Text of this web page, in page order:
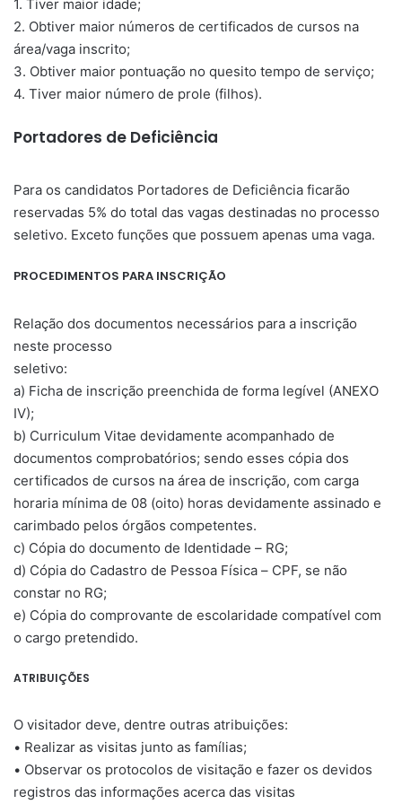
1. Tiver maior idade;
2. Obtiver maior números de certificados de cursos na
área/vaga inscrito;
3. Obtiver maior pontuação no quesito tempo de serviço;
4. Tiver maior número de prole (filhos).
Portadores de Deficiência
Para os candidatos Portadores de Deficiência ficarão
reservadas 5% do total das vagas destinadas no processo
seletivo. Exceto funções que possuem apenas uma vaga.
PROCEDIMENTOS PARA INSCRIÇÃO
Relação dos documentos necessários para a inscrição
neste processo
seletivo:
a) Ficha de inscrição preenchida de forma legível (ANEXO
IV);
b) Curriculum Vitae devidamente acompanhado de
documentos comprobatórios; sendo esses cópia dos
certificados de cursos na área de inscrição, com carga
horaria mínima de 08 (oito) horas devidamente assinado e
carimbado pelos órgãos competentes.
c) Cópia do documento de Identidade – RG;
d) Cópia do Cadastro de Pessoa Física – CPF, se não
constar no RG;
e) Cópia do comprovante de escolaridade compatível com
o cargo pretendido.
ATRIBUIÇÕES
O visitador deve, dentre outras atribuições:
• Realizar as visitas junto as famílias;
• Observar os protocolos de visitação e fazer os devidos
registros das informações acerca das visitas